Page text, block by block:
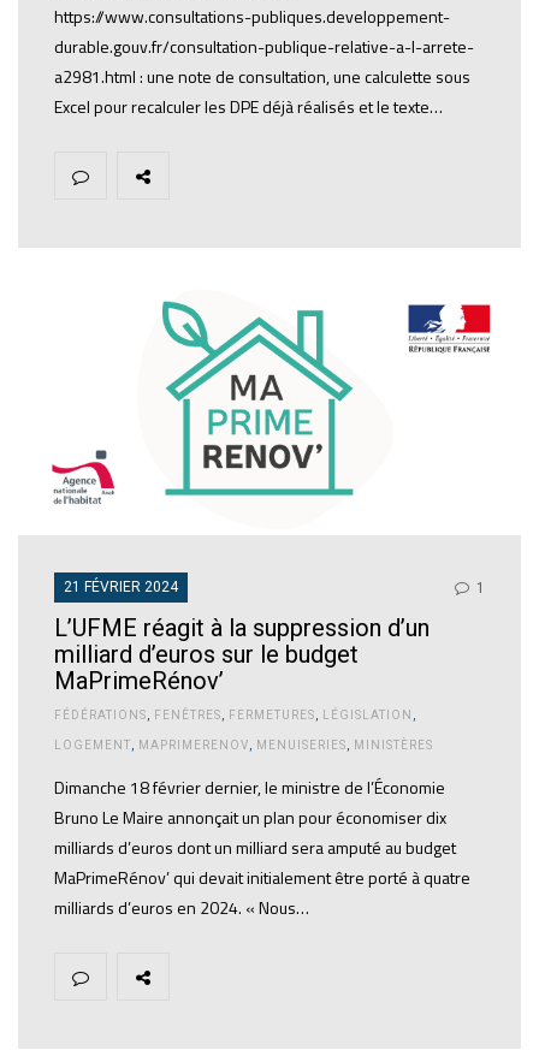
https://www.consultations-publiques.developpement-
durable.gouv.fr/consultation-publique-relative-a-l-arrete-
a2981.html : une note de consultation, une calculette sous
Excel pour recalculer les DPE déjà réalisés et le texte…
21 FÉVRIER 2024 1
L’UFME réagit à la suppression d’un
milliard d’euros sur le budget
MaPrimeRénov’
FÉDÉRATIONS FENÊTRES FERMETURES LÉGISLATION
LOGEMENT MAPRIMERENOV MENUISERIES MINISTÈRES
Dimanche 18 février dernier, le ministre de l’Économie
Bruno Le Maire annonçait un plan pour économiser dix
milliards d’euros dont un milliard sera amputé au budget
MaPrimeRénov’ qui devait initialement être porté à quatre
milliards d’euros en 2024. « Nous…